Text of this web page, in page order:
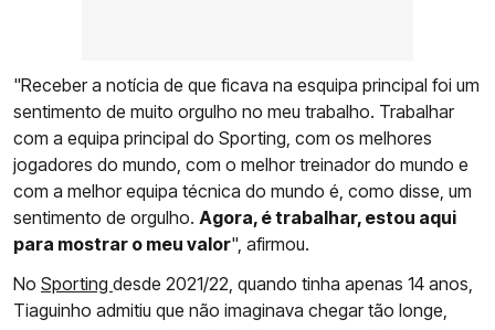
"Receber a notícia de que ficava na esquipa principal foi um
sentimento de muito orgulho no meu trabalho. Trabalhar
com a equipa principal do Sporting, com os melhores
jogadores do mundo, com o melhor treinador do mundo e
com a melhor equipa técnica do mundo é, como disse, um
sentimento de orgulho. Agora, é trabalhar, estou aqui
para mostrar o meu valor", afirmou.
No Sporting desde 2021/22, quando tinha apenas 14 anos,
Tiaguinho admitiu que não imaginava chegar tão longe,